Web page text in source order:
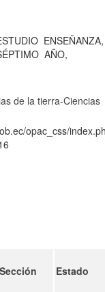
ENSEÑANZA,
AÑO,
de la tierra-Ciencias
opac_css/
Sección Estado